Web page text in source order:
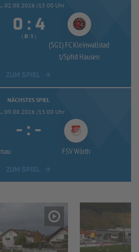
02.08.2026 /15:00 Uhr
 : 
( :  )
(SG1) FC Kleinwallstad
t/Spfrd Hausen
NÄCHSTES SPIEL
09.08.2026 /15:00 Uhr
- : -
FSV Wörth